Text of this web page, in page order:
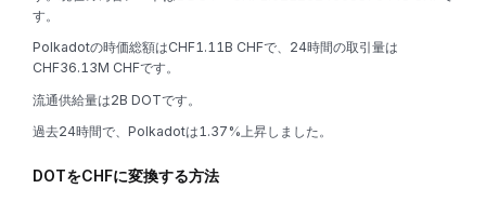
す。
Polkadotの時価総額はCHF1.11B CHFで、24時間の取引量は
CHF36.13M CHFです。
流通供給量は2B DOTです。
過去24時間で、Polkadotは1.37%上昇しました。
DOTをCHFに変換する方法